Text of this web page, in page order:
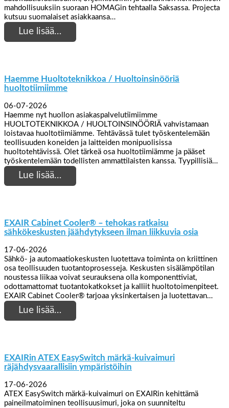
mahdollisuuksiin suoraan HOMAGin tehtaalla Saksassa. Projecta
kutsuu suomalaiset asiakkaansa…
Lue lisää…
Haemme Huoltoteknikkoa / Huoltoinsinööriä
huoltotiimiimme
06-07-2026
Haemme nyt huollon asiakaspalvelutiimiimme
HUOLTOTEKNIKKOA / HUOLTOINSINÖÖRIÄ vahvistamaan
loistavaa huoltotiimiämme. Tehtävässä tulet työskentelemään
teollisuuden koneiden ja laitteiden monipuolisissa
huoltotehtävissä. Olet tärkeä osa huoltotiimiämme ja pääset
työskentelemään todellisten ammattilaisten kanssa. Tyypillisiä…
Lue lisää…
EXAIR Cabinet Cooler® – tehokas ratkaisu
sähkökeskusten jäähdytykseen ilman liikkuvia osia
17-06-2026
Sähkö- ja automaatiokeskusten luotettava toiminta on kriittinen
osa teollisuuden tuotantoprosesseja. Keskusten sisälämpötilan
noustessa liikaa voivat seurauksena olla komponenttiviat,
odottamattomat tuotantokatkokset ja kalliit huoltotoimenpiteet.
EXAIR Cabinet Cooler® tarjoaa yksinkertaisen ja luotettavan…
Lue lisää…
EXAIRin ATEX EasySwitch märkä-kuivaimuri
räjähdysvaarallisiin ympäristöihin
17-06-2026
ATEX EasySwitch märkä-kuivaimuri on EXAIRin kehittämä
paineilmatoiminen teollisuusimuri, joka on suunniteltu